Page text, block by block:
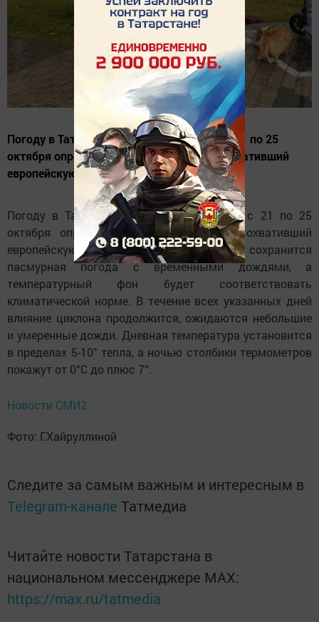
Погоду в Татарстане на текущей неделе с 21 по 25
октября определяет обширный циклон, охвативший
европейскую часть России
Погоду в Татарстане на текущей неделе с 21 по 25
октября определяет обширный циклон, охвативший
европейскую часть России. В республике сохранится
пасмурная погода с временными дождями, а
температурный фон будет соответствовать
климатической норме. В течение всех указанных дней
влияние циклона продолжится, ожидаются небольшие
и умеренные дожди. Дневная температура установится
в пределах 5-10° тепла, а ночью столбики термометров
покажут от 0°C до плюс 7°.
Новости СМИ2
Фото: Г.Хайруллиной
Следите за самым важным и интересным в
Telegram-канале Татмедиа
Читайте новости Татарстана в
национальном мессенджере MАХ:
https://max.ru/tatmedia